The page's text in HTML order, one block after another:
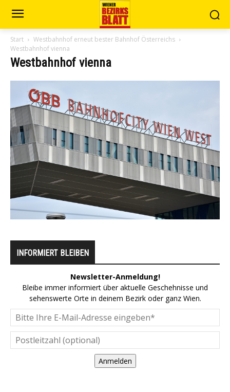
Start
Westbahnhof erneut bester Bahnhof Österreichs
Westbahnhof vienna
Westbahnhof vienna
INFORMIERT BLEIBEN
Newsletter-Anmeldung!
Bleibe immer informiert über aktuelle Geschehnisse und
sehenswerte Orte in deinem Bezirk oder ganz Wien.
Anmelden